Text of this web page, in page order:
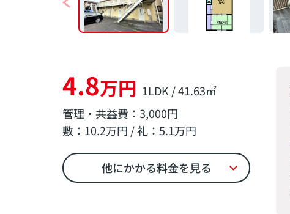
4.8万円 1LDK / 41.63㎡
管理・共益費：3,000円
敷：10.2万円 / 礼：5.1万円
他にかかる料金を見る